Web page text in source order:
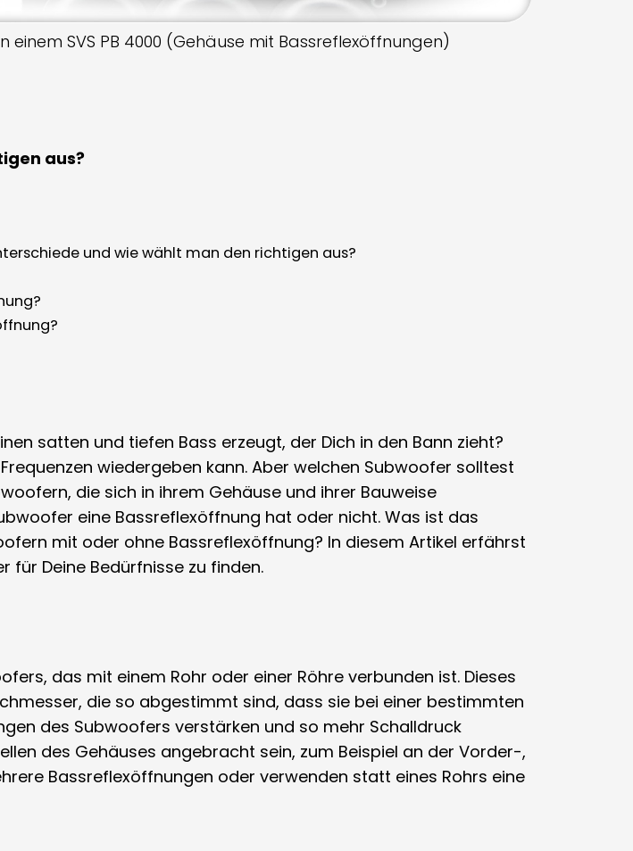
einem SVS PB 4000 (Gehäuse mit Bassreflexöffnungen)
aus?
und wie wählt man den richtigen aus?
satten und tiefen Bass erzeugt, der Dich in den Bann zieht?
wiedergeben kann. Aber welchen Subwoofer solltest
die sich in ihrem Gehäuse und ihrer Bauweise
eine Bassreflexöffnung hat oder nicht. Was ist das
mit oder ohne Bassreflexöffnung? In diesem Artikel erfährst
für Deine Bedürfnisse zu finden.
das mit einem Rohr oder einer Röhre verbunden ist. Dieses
die so abgestimmt sind, dass sie bei einer bestimmten
des Subwoofers verstärken und so mehr Schalldruck
des Gehäuses angebracht sein, zum Beispiel an der Vorder-,
Bassreflexöffnungen oder verwenden statt eines Rohrs eine